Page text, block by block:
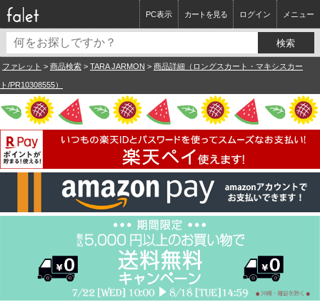
ログイン メニュー
カートを見る
PC表示
ファレット > 商品検索 > TARA JARMON > 商品詳細（ロングスカート・マキシスカー
ト/PR10308555）